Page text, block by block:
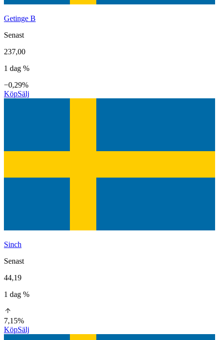
Getinge B
Senast
237,00
1 dag %
−0,29%
KöpSälj
Sinch
Senast
44,19
1 dag %
7,15%
KöpSälj